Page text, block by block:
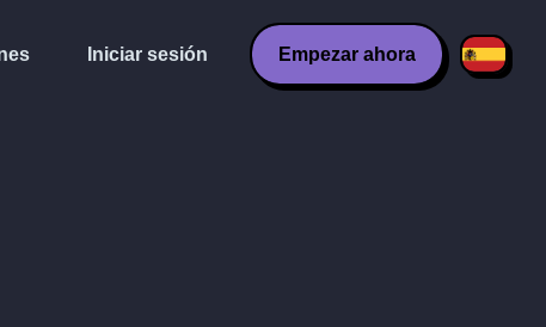
Iniciar sesión Empezar ahora